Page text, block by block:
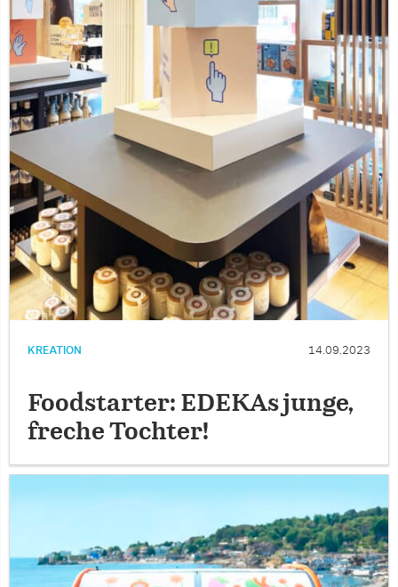
KREATION 14.09.2023
Foodstarter: EDEKAs junge,
freche Tochter!